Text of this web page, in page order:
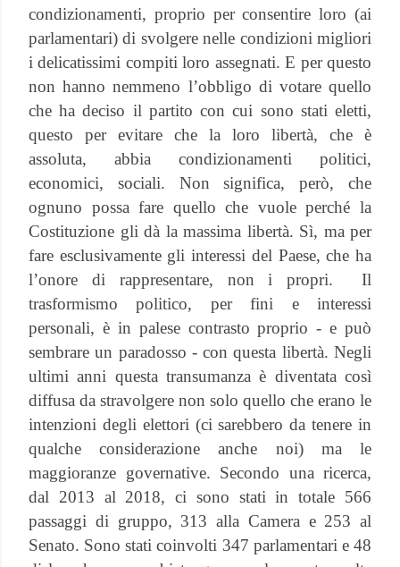
condizionamenti, proprio per consentire loro (ai
parlamentari) di svolgere nelle condizioni migliori
i delicatissimi compiti loro assegnati. E per questo
non hanno nemmeno l’obbligo di votare quello
che ha deciso il partito con cui sono stati eletti,
questo per evitare che la loro libertà, che è
assoluta, abbia condizionamenti politici,
economici, sociali. Non significa, però, che
ognuno possa fare quello che vuole perché la
Costituzione gli dà la massima libertà. Sì, ma per
fare esclusivamente gli interessi del Paese, che ha
l’onore di rappresentare, non i propri.
Il
trasformismo politico, per fini e interessi
personali, è in palese contrasto proprio - e può
sembrare un paradosso - con questa libertà. Negli
ultimi anni questa transumanza è diventata così
diffusa da stravolgere non solo quello che erano le
intenzioni degli elettori (ci sarebbero da tenere in
qualche considerazione anche noi) ma le
maggioranze governative. Secondo una ricerca,
dal 2013 al 2018, ci sono stati in totale 566
passaggi di gruppo, 313 alla Camera e 253 al
Senato. Sono stati coinvolti 347 parlamentari e 48